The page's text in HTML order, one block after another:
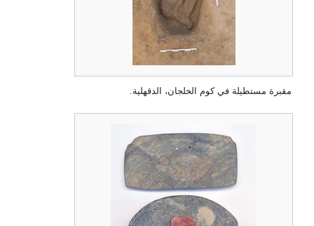
مقبرة مستطيلة في كوم الخلجان، الدقهلية.